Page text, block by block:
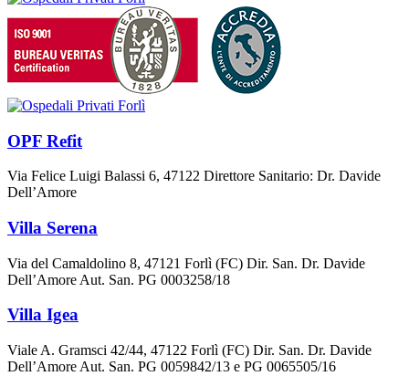
OPF Refit
Via Felice Luigi Balassi 6, 47122 Direttore Sanitario: Dr. Davide
Dell’Amore
Villa Serena
Via del Camaldolino 8, 47121 Forlì (FC) Dir. San. Dr. Davide
Dell’Amore Aut. San. PG 0003258/18
Villa Igea
Viale A. Gramsci 42/44, 47122 Forlì (FC) Dir. San. Dr. Davide
Dell’Amore Aut. San. PG 0059842/13 e PG 0065505/16